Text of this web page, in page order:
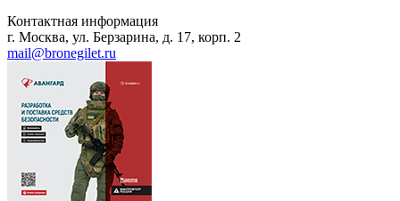
Контактная информация
г. Москва, ул. Берзарина, д. 17, корп. 2
mail@bronegilet.ru